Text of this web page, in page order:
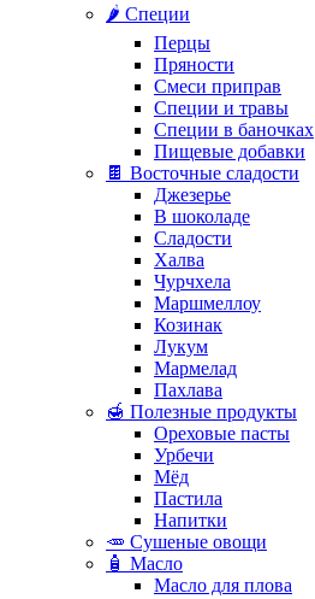
🌶️ Специи
Перцы
Пряности
Смеси приправ
Специи и травы
Специи в баночках
Пищевые добавки
🍫 Восточные сладости
Джезерье
В шоколаде
Сладости
Халва
Чурчхела
Маршмеллоу
Козинак
Лукум
Мармелад
Пахлава
🍯 Полезные продукты
Ореховые пасты
Урбечи
Мёд
Пастила
Напитки
🥕 Сушеные овощи
🧴 Масло
Масло для плова